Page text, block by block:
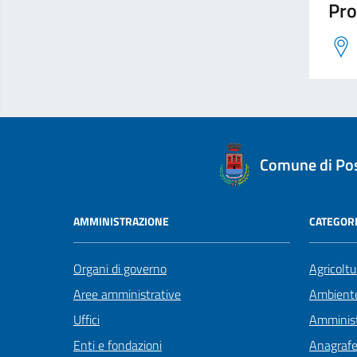
Comune di
AMMINISTRAZIONE
Organi di governo
Aree amministrative
Uffici
Enti e fondazioni